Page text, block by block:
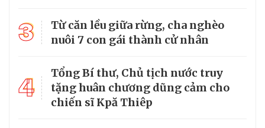
3
Từ căn lều giữa rừng, cha nghèo
nuôi 7 con gái thành cử nhân
4
Tổng Bí thư, Chủ tịch nước truy
tặng huân chương dũng cảm cho
chiến sĩ Kpă Thiêp